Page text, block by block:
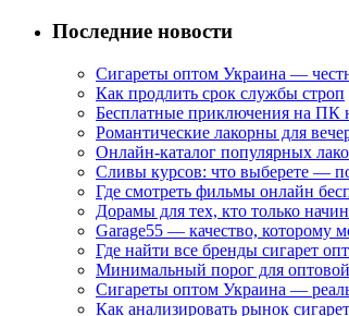
Последние новости
Сигареты оптом Украина —
Как продлить срок службы строп
Бесплатные приключения на ПК
Романтические лакорны для
Онлайн-каталог популярных
Сливы курсов: что выберете —
Где смотреть фильмы онлайн
Дорамы для тех, кто только
Garage55 — качество, которому
Где найти все бренды сигарет
Минимальный порог для оптовой
Сигареты оптом Украина —
Как анализировать рынок